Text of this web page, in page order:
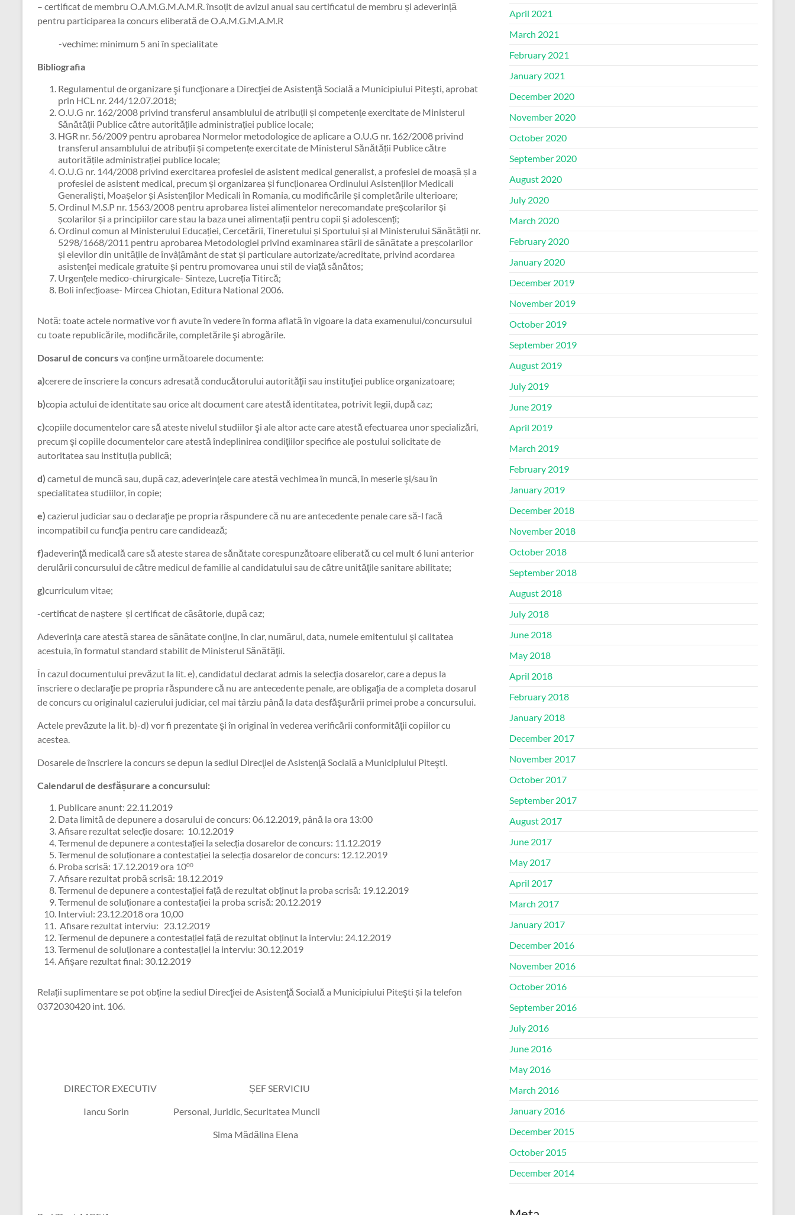
– certificat de membru O.A.M.G.M.A.M.R. însoțit de avizul anual sau certificatul de membru și adeverință
pentru participarea la concurs eliberată de O.A.M.G.M.A.M.R
-vechime: minimum 5 ani în specialitate
Bibliografia
Regulamentul de organizare şi funcţionare a Direcţiei de Asistenţă Socială a Municipiului Piteşti, aprobat
prin HCL nr. 244/12.07.2018;
O.U.G nr. 162/2008 privind transferul ansamblului de atribuții și competențe exercitate de Ministerul
Sănătății Publice către autoritățile administrației publice locale;
HGR nr. 56/2009 pentru aprobarea Normelor metodologice de aplicare a O.U.G nr. 162/2008 privind
transferul ansamblului de atribuții și competențe exercitate de Ministerul Sănătății Publice către
autoritățile administrației publice locale;
O.U.G nr. 144/2008 privind exercitarea profesiei de asistent medical generalist, a profesiei de moașă și a
profesiei de asistent medical, precum și organizarea și funcționarea Ordinului Asistenților Medicali
Generaliști, Moașelor și Asistenților Medicali în Romania, cu modificările și completările ulterioare;
Ordinul M.S.P nr. 1563/2008 pentru aprobarea listei alimentelor nerecomandate preșcolarilor și
școlarilor și a principiilor care stau la baza unei alimentații pentru copii și adolescenți;
Ordinul comun al Ministerului Educației, Cercetării, Tineretului și Sportului și al Ministerului Sănătății nr.
5298/1668/2011 pentru aprobarea Metodologiei privind examinarea stării de sănătate a preșcolarilor
și elevilor din unitățile de învâțământ de stat și particulare autorizate/acreditate, privind acordarea
asistenței medicale gratuite și pentru promovarea unui stil de viață sănătos;
Urgențele medico-chirurgicale- Sinteze, Lucreția Titircă;
Boli infecțioase- Mircea Chiotan, Editura National 2006.
Notă: toate actele normative vor fi avute în vedere în forma aflată în vigoare la data examenului/concursului
cu toate republicările, modificările, completările şi abrogările.
Dosarul de concursva conține următoarele documente:
a)cerere de înscriere la concurs adresată conducătorului autorităţii sau instituţiei publice organizatoare;
b)copia actului de identitate sau orice alt document care atestă identitatea, potrivit legii, după caz;
c)copiile documentelor care să ateste nivelul studiilor şi ale altor acte care atestă efectuarea unor specializări,
precum şi copiile documentelor care atestă îndeplinirea condiţiilor specifice ale postului solicitate de
autoritatea sau instituția publică;
d) carnetul de muncă sau, după caz, adeverinţele care atestă vechimea în muncă, în meserie şi/sau în
specialitatea studiilor, în copie;
e) cazierul judiciar sau o declaraţie pe propria răspundere că nu are antecedente penale care să-l facă
incompatibil cu funcţia pentru care candidează;
f)adeverinţă medicală care să ateste starea de sănătate corespunzătoare eliberată cu cel mult 6 luni anterior
derulării concursului de către medicul de familie al candidatului sau de către unităţile sanitare abilitate;
g)curriculum vitae;
-certificat de naștere și certificat de căsătorie, după caz;
Adeverinţa care atestă starea de sănătate conţine, în clar, numărul, data, numele emitentului şi calitatea
acestuia, în formatul standard stabilit de Ministerul Sănătăţii.
În cazul documentului prevăzut la lit. e), candidatul declarat admis la selecţia dosarelor, care a depus la
înscriere o declaraţie pe propria răspundere că nu are antecedente penale, are obligaţia de a completa dosarul
de concurs cu originalul cazierului judiciar, cel mai târziu până la data desfăşurării primei probe a concursului.
Actele prevăzute la lit. b)-d) vor fi prezentate şi în original în vederea verificării conformităţii copiilor cu
acestea.
Dosarele de înscriere la concurs se depun la sediul Direcţiei de Asistenţă Socială a Municipiului Piteşti.
Calendarul de desfășurare a concursului:
Publicare anunt: 22.11.2019
Data limită de depunere a dosarului de concurs: 06.12.2019, până la ora 13:00
Afisare rezultat selecție dosare: 10.12.2019
Termenul de depunere a contestației la selecția dosarelor de concurs: 11.12.2019
Termenul de soluționare a contestației la selecția dosarelor de concurs: 12.12.2019
Proba scrisă: 17.12.2019 ora 1000
Afisare rezultat probă scrisă: 18.12.2019
Termenul de depunere a contestației față de rezultat obținut la proba scrisă: 19.12.2019
Termenul de soluționare a contestației la proba scrisă: 20.12.2019
Interviul: 23.12.2018 ora 10,00
Afisare rezultat interviu: 23.12.2019
Termenul de depunere a contestației față de rezultat obținut la interviu: 24.12.2019
Termenul de soluționare a contestației la interviu: 30.12.2019
Afișare rezultat final: 30.12.2019
Relații suplimentare se pot obține la sediul Direcţiei de Asistenţă Socială a Municipiului Piteşti și la telefon
0372030420 int. 106.
DIRECTOR EXECUTIV ȘEF SERVICIU
Iancu Sorin Personal, Juridic, Securitatea Muncii
Sima Mădălina Elena
April 2021
March 2021
February 2021
January 2021
December 2020
November 2020
October 2020
September 2020
August 2020
July 2020
March 2020
February 2020
January 2020
December 2019
November 2019
October 2019
September 2019
August 2019
July 2019
June 2019
April 2019
March 2019
February 2019
January 2019
December 2018
November 2018
October 2018
September 2018
August 2018
July 2018
June 2018
May 2018
April 2018
February 2018
January 2018
December 2017
November 2017
October 2017
September 2017
August 2017
June 2017
May 2017
April 2017
March 2017
January 2017
December 2016
November 2016
October 2016
September 2016
July 2016
June 2016
May 2016
March 2016
January 2016
December 2015
October 2015
December 2014